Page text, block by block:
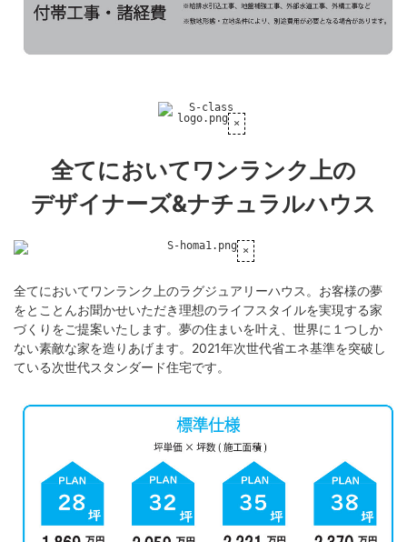
全てにおいてワンランク上の
デザイナーズ&ナチュラルハウス
全てにおいてワンランク上のラグジュアリーハウス。お客様の夢
をとことんお聞かせいただき理想のライフスタイルを実現する家
づくりをご提案いたします。夢の住まいを叶え、世界に１つしか
ない素敵な家を造りあげます。2021年次世代省エネ基準を突破し
ている次世代スタンダード住宅です。